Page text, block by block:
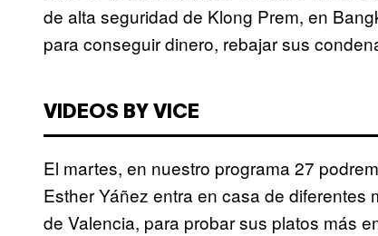
de alta seguridad de Klong Prem, en
para conseguir dinero, rebajar sus
VIDEOS BY VICE
El martes, en nuestro programa 27
Esther Yáñez entra en casa de
de Valencia, para probar sus platos más